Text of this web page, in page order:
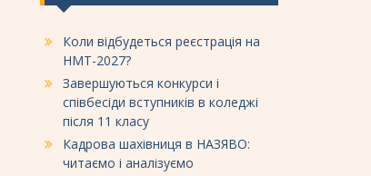
Коли відбудеться реєстрація на
НМТ-2027?
Завершуються конкурси і
співбесіди вступників в коледжі
після 11 класу
Кадрова шахівниця в НАЗЯВО:
читаємо і аналізуємо